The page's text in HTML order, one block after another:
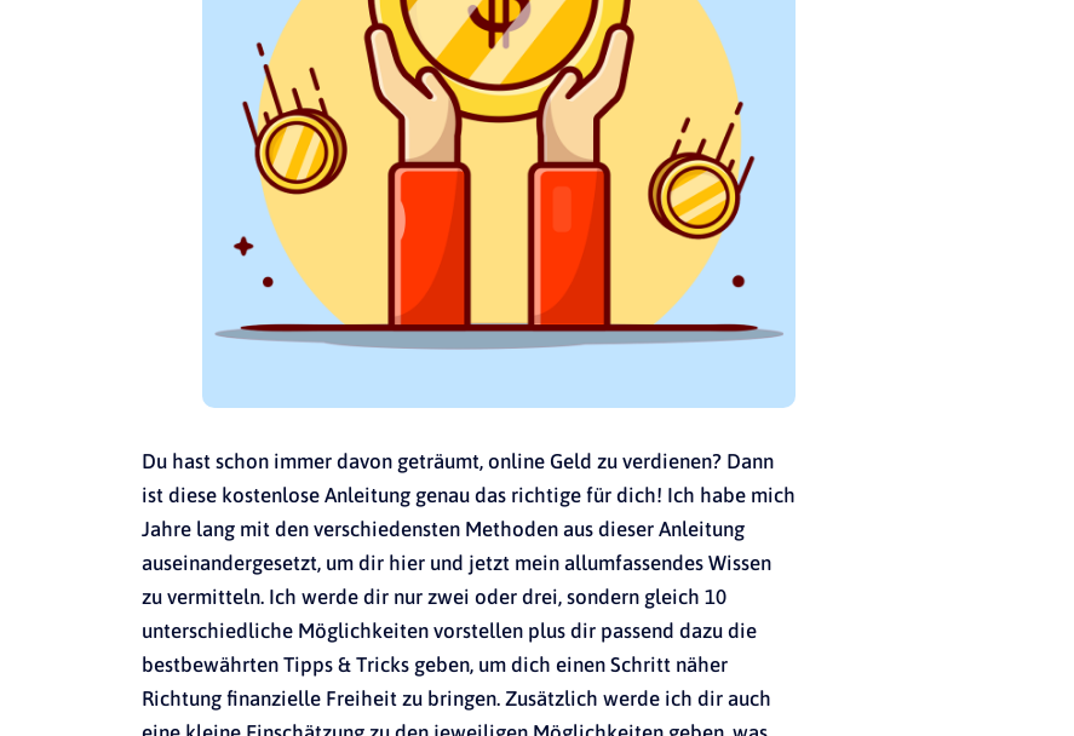
Du hast schon immer davon geträumt, online Geld zu verdienen? Dann
ist diese kostenlose Anleitung genau das richtige für dich! Ich habe mich
Jahre lang mit den verschiedensten Methoden aus dieser Anleitung
auseinandergesetzt, um dir hier und jetzt mein allumfassendes Wissen
zu vermitteln. Ich werde dir nur zwei oder drei, sondern gleich 10
unterschiedliche Möglichkeiten vorstellen plus dir passend dazu die
bestbewährten Tipps & Tricks geben, um dich einen Schritt näher
Richtung finanzielle Freiheit zu bringen. Zusätzlich werde ich dir auch